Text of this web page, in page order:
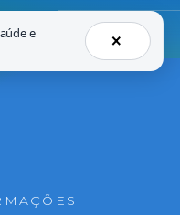
e
×